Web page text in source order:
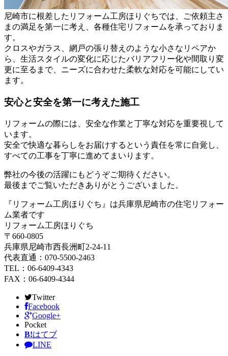
尼崎市に根差したリフォーム工房ほりぐちでは、ご依頼主さ
まの満足を第一に考え、各種住宅リフォームを承っておりま
す。
クロスやガラス、網戸の張り替えのような小さなリペアか
ら、生活スタイルの変化に応じたバリアフリー化や間取り変
更に至るまで、ニーズに合わせた柔軟な対応を可能にしてい
ます。
安心と安全を第一に考えた施工
リフォームの際には、安全な作業と丁寧な対応を重要視して
います。
安全で快適な暮らしをお届けするという責任を常に自覚し、
すべての工事を丁寧に進めてまいります。
弊社の今後の活躍にもどうぞご期待ください。
最後までご覧いただきありがとうございました。
『リフォーム工房ほりぐち』は兵庫県尼崎市の住宅リフォー
ム業者です
リフォーム工房ほりぐち
〒660-0805
兵庫県尼崎市西長洲町2-24-11
代表直通：070-5500-2463
TEL：06-6409-4343
FAX：06-6409-4344
Twitter
Facebook
Google+
Pocket
B!はてブ
LINE